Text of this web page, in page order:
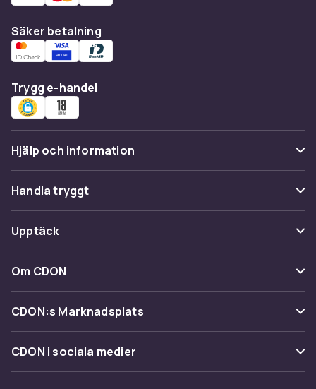
Säker betalning
Trygg e-handel
Hjälp och information
Vanliga frågor
Spåra paket
Ångra & Returnera här
Kundservice
Handla tryggt
Betalning
Leverans
Återkallelser
Upptäck
Kategorier
Varumärken
Shopit.se
Om CDON
Om oss
Kundrecensioner
CDON:s Marknadsplats
Sälj på CDON
Bli affiliate
CDON i sociala medier